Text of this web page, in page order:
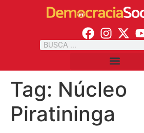
Tag: Núcleo
Piratininga